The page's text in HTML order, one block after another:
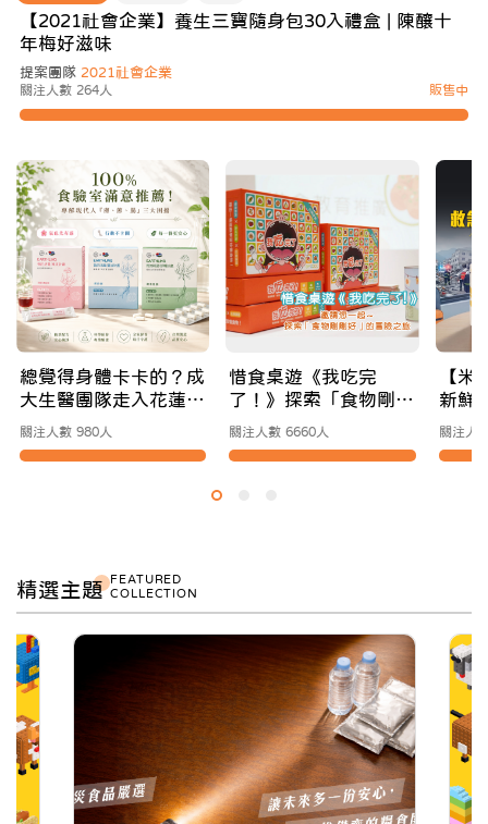
【2021社會企業】養生三寶隨身包30入禮盒 | 陳釀十
年梅好滋味
提案團隊 2021社會企業
關注人數 264人 販售中
總覺得身體卡卡的？成
大生醫團隊走入花蓮，
為你找回身體本來的舒
適節奏
關注人數 980人
惜食桌遊《我吃完
了！》探索「食物剛剛
好」的冒險之旅
關注人數 6660人
【米
新鮮
你的
站
關注人
精選主題FEATURED
COLLECTION